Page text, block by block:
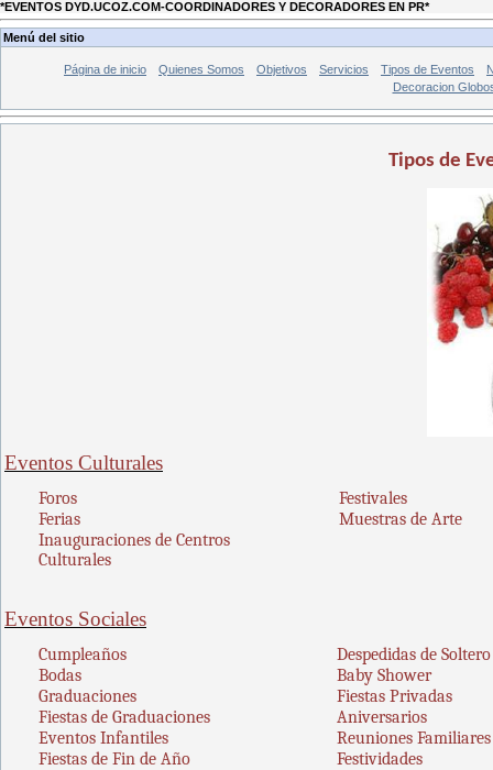
*EVENTOS DYD.UCOZ.COM-COORDINADORES Y DECORADORES EN PR*
Menú del sitio
Página de inicio Quienes Somos Objetivos Servicios Tipos de Eventos
Decoracion
Tipos de
Eventos Culturales
Foros
Festivales
Ferias
Muestras de Arte
Inauguraciones de Centros
Culturales
Eventos Sociales
Cumpleaños
Despedidas de Soltero
Bodas
Baby Shower
Graduaciones
Fiestas Privadas
Fiestas de Graduaciones
Aniversarios
Eventos Infantiles
Reuniones Familiares
Fiestas de Fin de Año
Festividades